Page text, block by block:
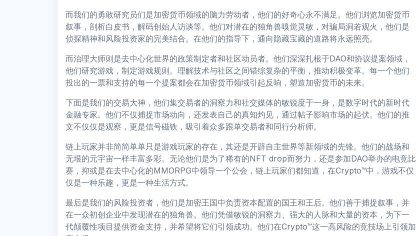
而我们的勇敢研究员们是加密货币领域的脑力劳动者，他们的好奇心永不满足。他们浏览加密货币
叙事，剖析白皮书，解码创始人访谈等。他们对潜在的独角兽嗅觉灵敏，对骗局洞若观火，他们是
侦探精神和风险投资家的完美结合。在他们的指导下，通向隐藏宝藏的道路将永远照亮。
而治理大师则是去中心化世界的政策制定者和社区动员者。他们深深扎根于DAO和协议提案领域，
他们研究游戏，制定游戏规则。理解技术与社区之间错综复杂的平衡，推动积极变革。每一个他们
投出的一票和支持的每一个提案都会在加密货币领域引起反响，塑造加密货币的未来。
下面是我们的交易大神，他们集交易者的洞察力和社交媒体的敏锐度于一身，是数字时代的新时代
金融专家。他们不仅捕捉市场动向，还发表自己的真知灼见，通过帖子影响市场的起伏。他们的推
文不仅仅是观察，更是信号磁铁，吸引着众多跟单交易者和同行分析师。
链上玩家并非简简单单只是游戏玩家的存在，其还是开辟自主世界等新领域的先锋。他们的战场和
无垠的元宇宙一样丰富多彩。无论他们是为了稀有的NFT drop而努力，还是参加DAO举办的电竞比
赛，抑或是在去中心化的MMORPG中领导一个公会，链上玩家们都知道，在Crypto™中，游戏不仅
仅是一种乐趣，更是一种生活方式。
最后是我们的风险投资者，他们是加密王国中负责资本配置的国王和王后。他们善于捕捉叙事，并
在一众初创企业中发现潜在的独角兽。他们凭借敏锐的洞察力、强大的人脉和大量的资本，为下一
代颠覆性项目提供资金支持，并希望将它们引领成功。他们在Crypto™这一高风险的竞技场上引领加